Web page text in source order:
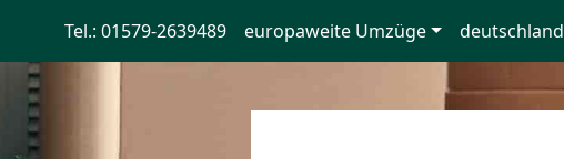
Tel.: 01579-2639489 europaweite Umzüge